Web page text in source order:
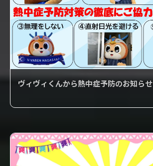
ヴィヴィくんから熱中症予防のお知らせ